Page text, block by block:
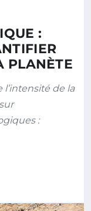
:
PLANÈTE
l’intensité de la
: